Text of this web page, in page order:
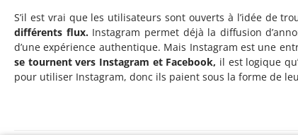
S’il est vrai que les utilisateurs sont ouverts à l’idée de
différents flux.Instagram permet déjà la diffusion
d’une expérience authentique. Mais Instagram est une
se tournent vers Instagram et Facebook, il est logique
pour utiliser Instagram, donc ils paient sous la forme de